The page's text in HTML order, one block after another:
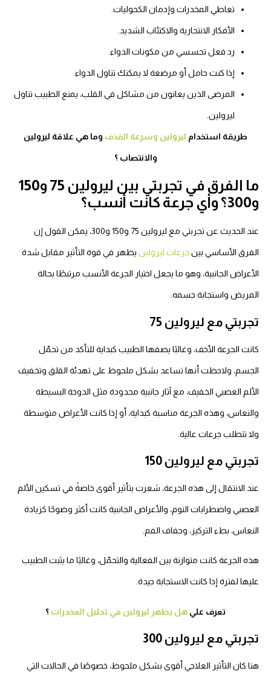
تعاطي المخدرات وإدمان الكحوليات.
الأفكار الانتحارية والاكتئاب الشديد.
رد فعل تحسسي من مكونات الدواء.
إذا كنت حامل أو مرضعة لا يمكنك تناول الدواء.
المرضى الذين يعانون من مشاكل في القلب، يمنع الطبيب تناول
ليرولين.
طريقة استخدامليرولين وسرعة القذفوما هي علاقة ليرولين
والانتصاب ؟
ما الفرق في تجربتي بين ليرولين 75 و150
عند الحديث عن تجربتي مع ليرولين 75 و150 و300، يمكن القول إن
الأساسي بين جرعات ليرولينيظهر في قوة التأثير مقابل شدة
الجانبية، وهو ما يجعل اختيار الجرعة الأنسب مرتبطًا بحالة
واستجابة جسمه.
مع ليرولين 75
الجرعة الأخف، وغالبًا يصفها الطبيب كبداية للتأكد من تحمّل
ولاحظت أنها تساعد بشكل ملحوظ على تهدئة القلق وتخفيف
العصبي الخفيف، مع آثار جانبية محدودة مثل الدوخة البسيطة
وهذه الجرعة مناسبة كبداية، أو إذا كانت الأعراض متوسطة
تتطلب جرعات عالية.
مع ليرولين 150
الانتقال إلى هذه الجرعة، شعرت بتأثير أقوى خاصةً في تسكين الألم
واضطرابات النوم، والأعراض الجانبية كانت أكثر وضوحًا كزيادة
بطء التركيز، وجفاف الفم.
الجرعة كانت متوازنة بين الفعالية والتحمّل، وغالبًا ما يثبت الطبيب
لفترة إذا كانت الاستجابة جيدة.
تعرف علي هل يظهر ليرولين في تحليل المخدرات؟
مع ليرولين 300
كان التأثير العلاجي أقوى بشكل ملحوظ، خصوصًا في الحالات التي